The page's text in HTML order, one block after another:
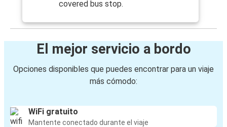
covered bus stop.
El mejor servicio a bordo
Opciones disponibles que puedes encontrar para un viaje
más cómodo:
WiFi gratuito
Mantente conectado durante el viaje